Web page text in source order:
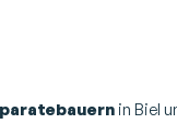
in Biel